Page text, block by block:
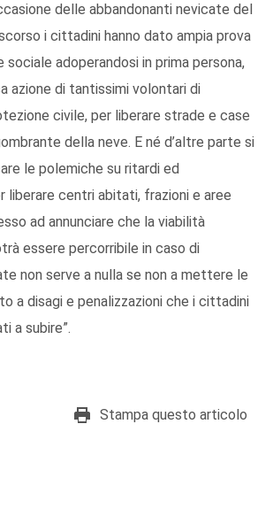
delle abbandonanti nevicate del
i cittadini hanno dato ampia prova
sociale adoperandosi in prima persona,
azione di tantissimi volontari di
civile, per liberare strade e case
della neve. E né d’altre parte si
le polemiche su ritardi ed
liberare centri abitati, frazioni e aree
ad annunciare che la viabilità
essere percorribile in caso di
non serve a nulla se non a mettere le
a disagi e penalizzazioni che i cittadini
a subire”.
Stampa questo articolo